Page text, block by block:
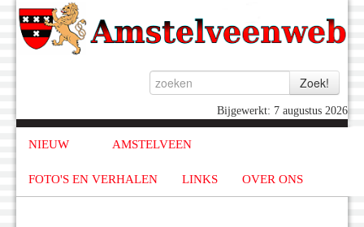
Bijgewerkt: 7 augustus 2026
NIEUW AMSTELVEEN
FOTO'S EN VERHALEN LINKS OVER ONS